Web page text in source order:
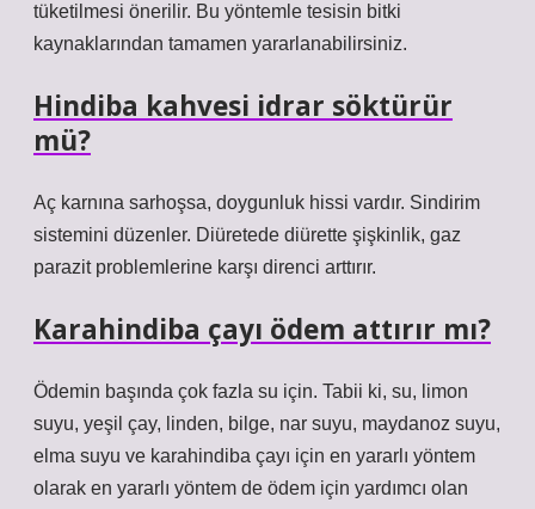
tüketilmesi önerilir. Bu yöntemle tesisin bitki
kaynaklarından tamamen yararlanabilirsiniz.
Hindiba kahvesi idrar söktürür
mü?
Aç karnına sarhoşsa, doygunluk hissi vardır. Sindirim
sistemini düzenler. Diüretede diürette şişkinlik, gaz
parazit problemlerine karşı direnci arttırır.
Karahindiba çayı ödem attırır mı?
Ödemin başında çok fazla su için. Tabii ki, su, limon
suyu, yeşil çay, linden, bilge, nar suyu, maydanoz suyu,
elma suyu ve karahindiba çayı için en yararlı yöntem
olarak en yararlı yöntem de ödem için yardımcı olan